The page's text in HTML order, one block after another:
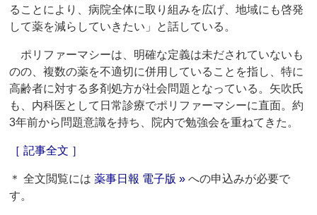
ることにより、病院全体に取り組みを広げ、地域にも啓発
して薬を減らしていきたい」と話している。
ポリファーマシーは、明確な定義は未だされていないも
のの、複数の薬を不適切に併用していることを指し、特に
高齢者に対する多剤処方が社会問題となっている。矢吹氏
も、内科医として日常診療でポリファーマシーに直面。約
3年前から問題意識を持ち、院内で勉強会を重ねてきた。
［ 記事全文 ］
＊ 全文閲覧には薬事日報 電子版 » への申込みが必要で
す。